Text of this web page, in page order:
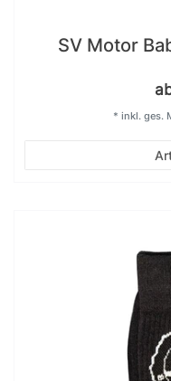
SV Motor
* inkl. ges.